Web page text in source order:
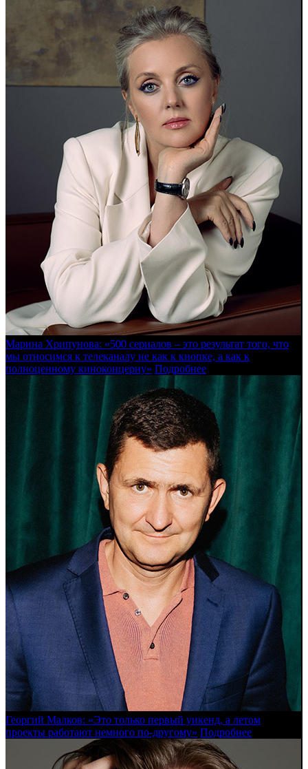
Марина Хрипунова: «500 сериалов – это результат того, что
мы относимся к телеканалу не как к кнопке, а как к
полноценному киноконцерну» Подробнее
Георгий Малков: «Это только первый уикенд, а летом
проекты работают немного по-другому» Подробнее